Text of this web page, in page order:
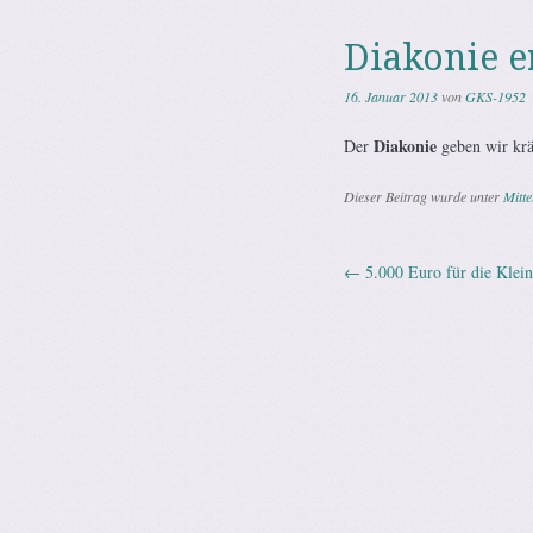
Diakonie
16. Januar 2013vonGKS-1952
Der Diakoniegeben wir
Dieser Beitrag wurde unter
Artikel-
← 5.000 Euro für die